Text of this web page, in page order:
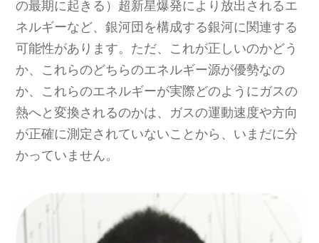
の最期に起きる）超新星爆発により放出されるエ
ネルギーなど、銀河団を構成する銀河に関連する
可能性があります。ただ、これが正しいのかどう
か、これらのどちらのエネルギー源が優勢なの
か、これらのエネルギーが実際どのようにガスの
熱へと変換されるのかは、ガスの運動速度や方向
が正確に測定されていないことから、いまだに分
かっていません。